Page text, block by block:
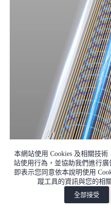
本網站使用 Cookies 及相關技
站使用行為，並協助我們進行
即表示您同意依本說明使用
蹤工具的資訊與您的相
全部接受